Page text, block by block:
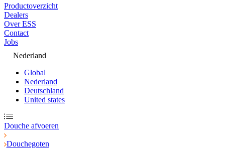
Productoverzicht
Dealers
Over ESS
Contact
Jobs
Nederland
Global
Nederland
Deutschland
United states
Douche afvoeren
Douchegoten